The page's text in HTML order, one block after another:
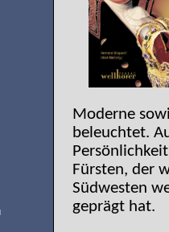
Moderne
beleuchtet.
Fürsten, der
Südwesten
geprägt hat.